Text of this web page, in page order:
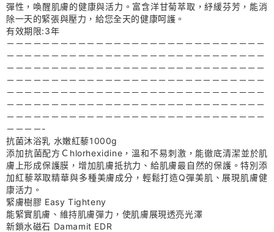
彈性，喚醒肌膚的健康與活力。富含洋甘菊萃取，紓緩芬芳，能消
除一天的緊張與壓力，給您全天的健康呵護。
有效期限:3年
－－－－－－－－－－－－－－－－－－－－－－－－－－－－－
－－－－－－－－－－－－－－－－－－－－－－－－－－－－－
－－－－－－－－－－－－－－－－－－－－－－－－－－－－－
－－－－－－－－－－－－－－－－－－－－－－－－－－－－－
－－－－－－－－－－－－－－－－－－－－－－－－－－－－－
－－－－－－－－－－－－－－－－－－－－－－－－－－－－－
－－－－－－－－－－－－－－－－－－－－－－－－－－－－－
－－－－-
抗菌沐浴乳 水嫩紅藜1000g
添加抗菌配方Ｃhlorhexidine，溫和不易刺激，能徹底清潔並於肌
膚上形成保護膜，增加肌膚抵抗力、給肌膚最自然的保護。特別添
加紅藜萃取精華與多種美膚成分，輕鬆打造Q彈美肌、展現肌膚健
康活力。
緊膚樹膠 Easy Tighteny
能緊實肌膚、維持肌膚彈力，使肌膚展現透亮光澤
新鎖水磁石 Damamit EDR